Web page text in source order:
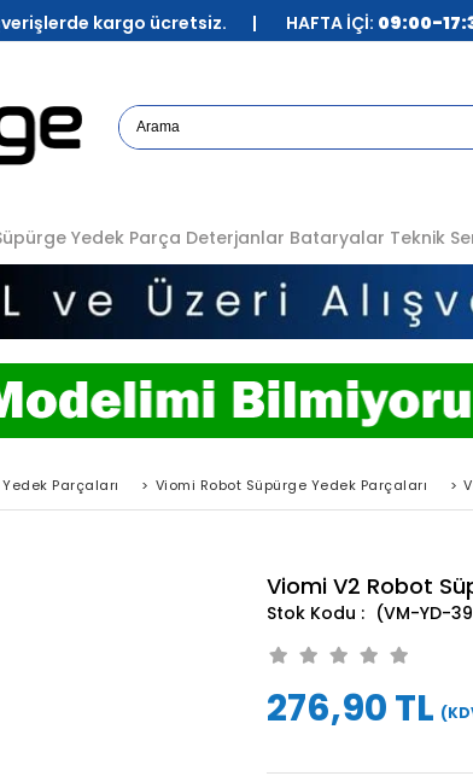
kargo ücretsiz. | HAFTA İÇİ: 09:00-
Yedek Parça Deterjanlar Bataryalar Teknik
Parçaları > Viomi Robot Süpürge Yedek Parçaları >
Viomi V2 Robot
(VM-YD-
276,90 TL